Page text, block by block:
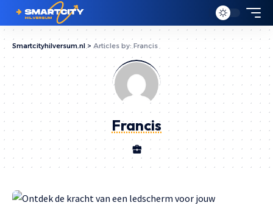
Smartcityhilversum.nl> Articles by: Francis
Francis